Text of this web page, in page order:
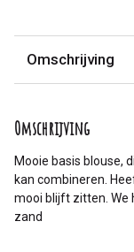
Omschrijving
Omschrijving
Mooie basis blouse,
kan combineren.
mooi blijft zitten. We
zand